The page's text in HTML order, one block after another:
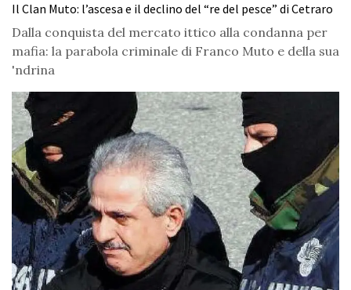
Il Clan Muto: l’ascesa e il declino del “re del pesce” di Cetraro
Dalla conquista del mercato ittico alla condanna per
mafia: la parabola criminale di Franco Muto e della sua
'ndrina